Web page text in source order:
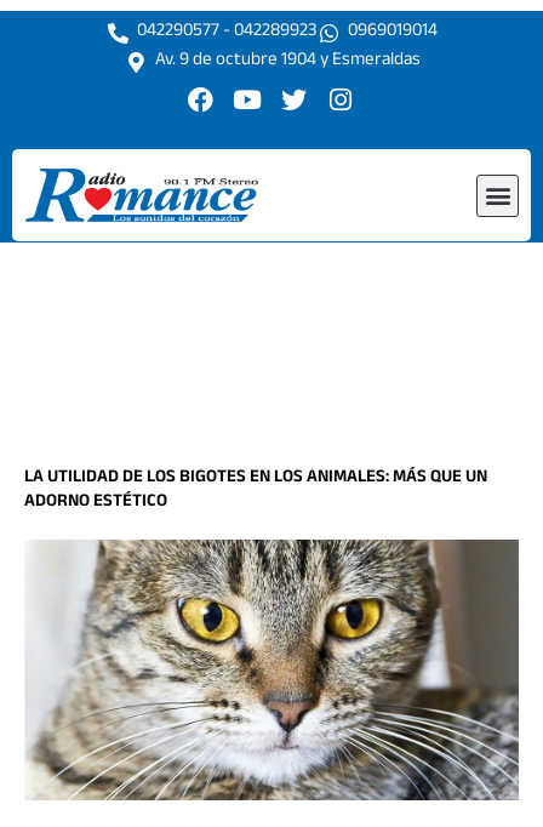
Ir
042290577 - 042289923
0969019014
Av. 9 de octubre 1904 y Esmeraldas
F
c
e
b
o
o
Y
u
t
u
b
e
T
i
r
I
s
r
LA UTILIDAD DE LOS BIGOTES EN LOS ANIMALES: MÁS QUE UN
ADORNO ESTÉTICO